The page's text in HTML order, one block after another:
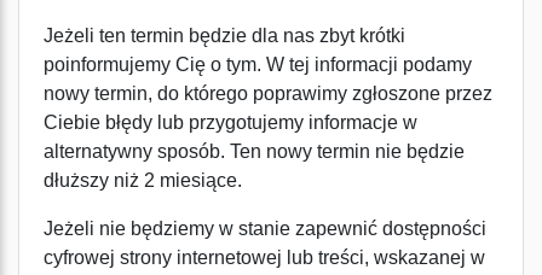
Jeżeli ten termin będzie dla nas zbyt krótki
poinformujemy Cię o tym. W tej informacji podamy
nowy termin, do którego poprawimy zgłoszone przez
Ciebie błędy lub przygotujemy informacje w
alternatywny sposób. Ten nowy termin nie będzie
dłuższy niż 2 miesiące.
Jeżeli nie będziemy w stanie zapewnić dostępności
cyfrowej strony internetowej lub treści, wskazanej w